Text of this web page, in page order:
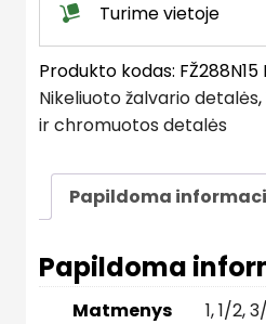
Turime vietoje
Produkto kodas: FŽ288N15
Nikeliuoto žalvario detalės,
ir chromuotos detalės
Papildoma
Papildoma
Matmenys 1,1/2,